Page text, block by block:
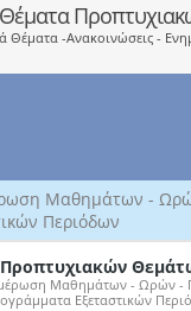
Θέματα
-Ανακοινώσεις -
Μαθημάτων -
Περιόδων
Μαθημάτων - Ωρών -
Εξεταστικών